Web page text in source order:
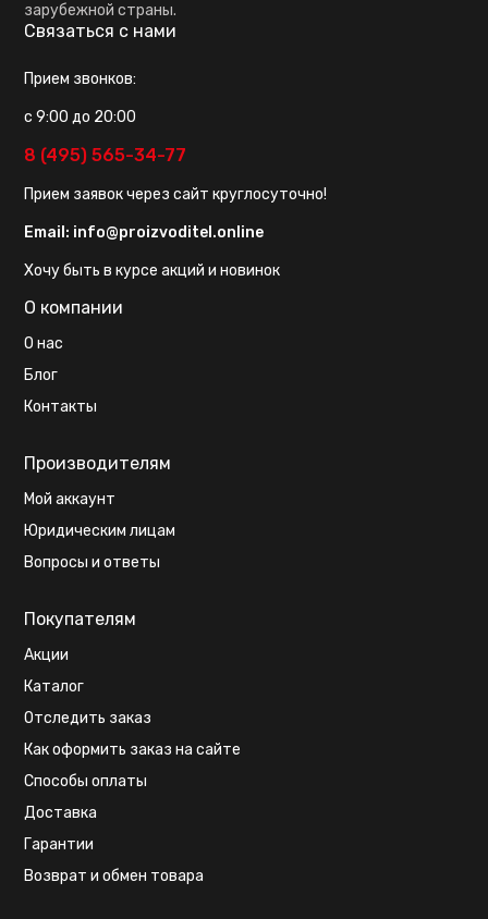
зарубежной страны.
Связаться с нами
Прием звонков:
с 9:00 до 20:00
8 (495) 565-34-77
Прием заявок через сайт круглосуточно!
Email: info@proizvoditel.online
Хочу быть в курсе акций и новинок
О компании
О нас
Блог
Контакты
Производителям
Мой аккаунт
Юридическим лицам
Вопросы и ответы
Покупателям
Акции
Каталог
Отследить заказ
Как оформить заказ на сайте
Способы оплаты
Доставка
Гарантии
Возврат и обмен товара